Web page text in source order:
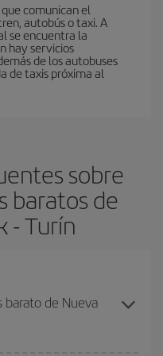
comunican el
autobús o taxi. A
se encuentra la
hay servicios
de los autobuses
de taxis próxima al
sobre
baratos de
- Turín
barato de Nueva